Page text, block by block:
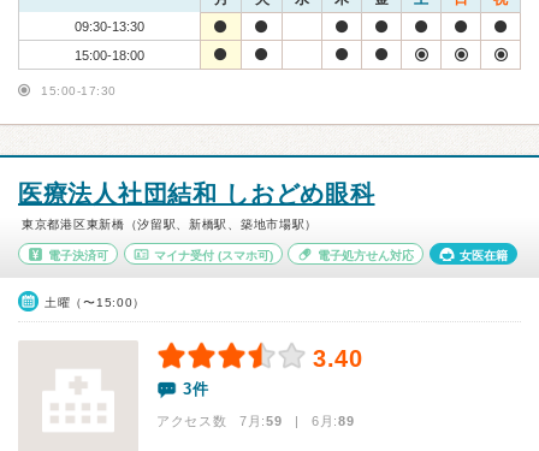
09:30-13:30
15:00-18:00
15:00-17:30
医療法人社団結和 しおどめ眼科
東京都港区東新橋（汐留駅、新橋駅、築地市場駅）
電子決済可 マイナ受付(スマホ可) 電子処方せん対応 女医在籍
土曜（〜15:00）
3.40
3件
アクセス数 7月:59 | 6月:89